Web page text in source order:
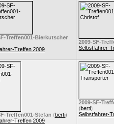
Treffen001-Bierkutscher
Treffen 2009
2009-SF-
Selbstfahrer-
Treffen001-Stefan (berti)
Treffen 2009
2009-SF-
(berti)
Selbstfahrer-